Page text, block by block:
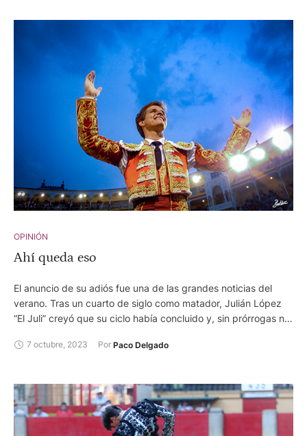
OPINIÓN
Ahí queda eso
El anuncio de su adiós fue una de las grandes noticias del
verano. Tras un cuarto de siglo como matador, Julián López
“El Juli” creyó que su ciclo había concluido y, sin prórrogas ni
altos y bajos, ha sido, sin duda, brillante.
7 octubre, 2023 Por Paco Delgado